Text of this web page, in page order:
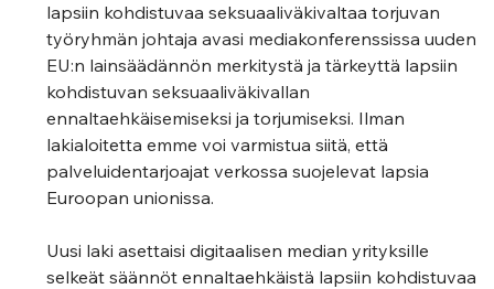
lapsiin kohdistuvaa seksuaaliväkivaltaa torjuvan
työryhmän johtaja avasi mediakonferenssissa uuden
EU:n lainsäädännön merkitystä ja tärkeyttä lapsiin
kohdistuvan seksuaaliväkivallan
ennaltaehkäisemiseksi ja torjumiseksi. Ilman
lakialoitetta emme voi varmistua siitä, että
palveluidentarjoajat verkossa suojelevat lapsia
Euroopan unionissa.
Uusi laki asettaisi digitaalisen median yrityksille
selkeät säännöt ennaltaehkäistä lapsiin kohdistuvaa